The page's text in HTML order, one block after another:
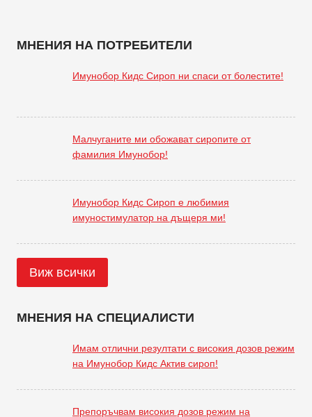
МНЕНИЯ НА ПОТРЕБИТЕЛИ
Имунобор Кидс Сироп ни спаси от болестите!
Малчуганите ми обожават сиропите от
фамилия Имунобор!
Имунобор Кидс Сироп е любимия
имуностимулатор на дъщеря ми!
Виж всички
МНЕНИЯ НА СПЕЦИАЛИСТИ
Имам отлични резултати с високия дозов режим
на Имунобор Кидс Актив сироп!
Препоръчвам високия дозов режим на